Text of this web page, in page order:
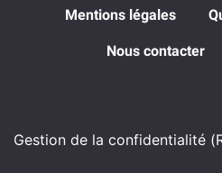
Mentions légales
Nous contacter
Gestion de la confidentialité